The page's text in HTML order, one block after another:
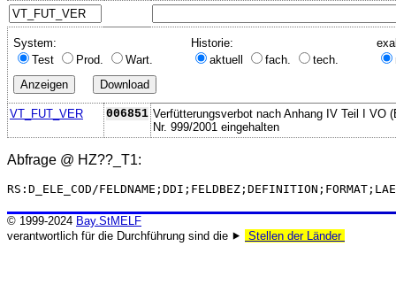
System:
Test
Prod. Wart.
Historie:
aktuell
fach. tech.
VT_FUT_VER 006851 Verfütterungsverbot nach Anhang IV Teil I VO
Nr. 999/2001 eingehalten
Abfrage @ HZ??_T1:
RS:D_ELE_COD/
© 1999-2024 Bay.StMELF
verantwortlich für die Durchführung sind die ⯈
Stellen der Länder